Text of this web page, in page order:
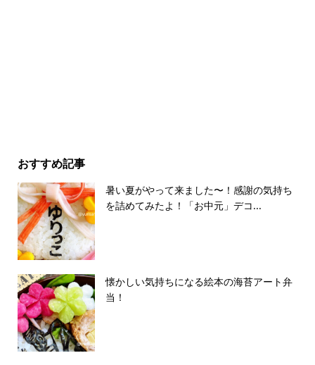
おすすめ記事
暑い夏がやって来ました〜！感謝の気持ち
を詰めてみたよ！「お中元」デコ...
懐かしい気持ちになる絵本の海苔アート弁
当！